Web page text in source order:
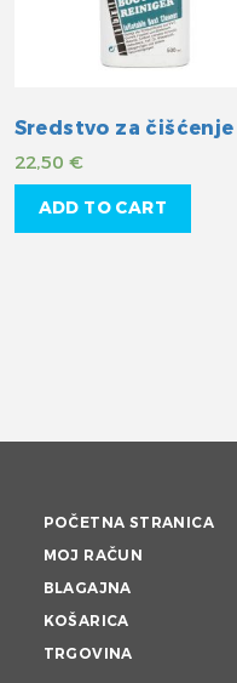
22,50 €
ADD TO CART
POČETNA STRANICA
MOJ RAČUN
BLAGAJNA
KOŠARICA
TRGOVINA